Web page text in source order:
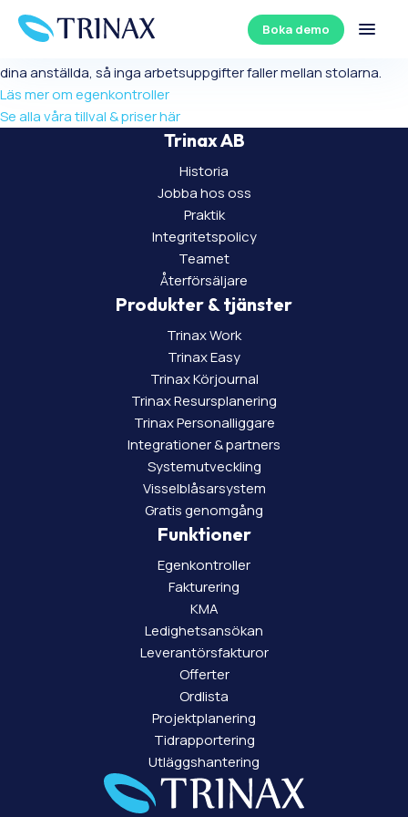
Boka demo
Egenkontroller
Skapa snabbt och enkelt upp kontrollpunkter och checklistor för
dina anställda, så inga arbetsuppgifter faller mellan stolarna.
Läs mer om egenkontroller
Se alla våra tillval & priser här
Trinax AB
Historia
Jobba hos oss
Praktik
Integritetspolicy
Teamet
Återförsäljare
Produkter & tjänster
Trinax Work
Trinax Easy
Trinax Körjournal
Trinax Resursplanering
Trinax Personalliggare
Integrationer & partners
Systemutveckling
Visselblåsarsystem
Gratis genomgång
Funktioner
Egenkontroller
Fakturering
KMA
Ledighetsansökan
Leverantörsfakturor
Offerter
Ordlista
Projektplanering
Tidrapportering
Utläggshantering